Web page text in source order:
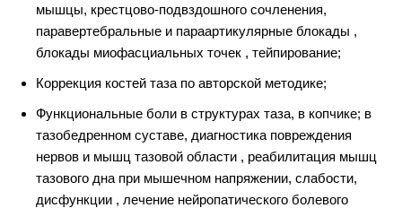
мышцы, крестцово-подвздошного сочленения,
паравертебральные и параартикулярные блокады ,
блокады миофасциальных точек , тейпирование;
Коррекция костей таза по авторской методике;
Функциональные боли в структурах таза, в копчике; в
тазобедренном суставе, диагностика повреждения
нервов и мышц тазовой области , реабилитация мышц
тазового дна при мышечном напряжении, слабости,
дисфункции , лечение нейропатического болевого